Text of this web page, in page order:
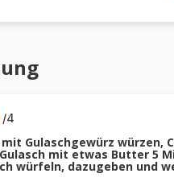
/4
mit Gulaschgewürz würzen,
mit etwas Butter 5
würfeln, dazugeben und